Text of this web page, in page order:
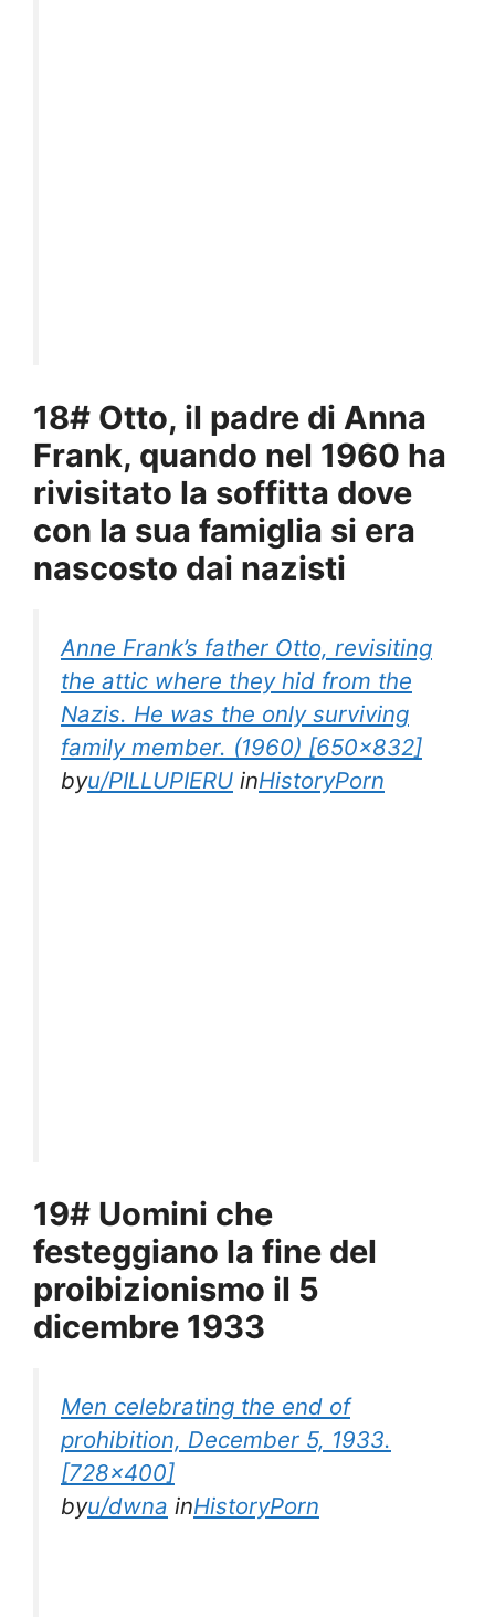
18# Otto, il padre di Anna
Frank, quando nel 1960 ha
rivisitato la soffitta dove
con la sua famiglia si era
nascosto dai nazisti
Anne Frank’s father Otto, revisiting
the attic where they hid from the
Nazis. He was the only surviving
family member. (1960) [650×832]
byu/PILLUPIERU inHistoryPorn
19# Uomini che
festeggiano la fine del
proibizionismo il 5
dicembre 1933
Men celebrating the end of
prohibition, December 5, 1933.
[728×400]
byu/dwna inHistoryPorn